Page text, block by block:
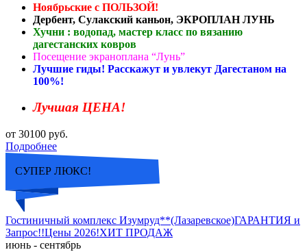
Ноябрьские с ПОЛЬЗОЙ!
Дербент, Сулакский каньон, ЭКРОПЛАН ЛУНЬ
Хучни : водопад, мастер класс по вязанию
дагестанских ковров
Посещение экраноплана “Лунь”
Лучшие гиды! Расскажут и увлекут Дагестаном на
100%!
Лучшая ЦЕНА!
от 30100 руб.
Подробнее
СУПЕР ЛЮКС!
Гостиничный комплекс Изумруд**(Лазаревское)ГАРАНТИЯ и
Запрос!!Цены 2026!ХИТ ПРОДАЖ
июнь - сентябрь